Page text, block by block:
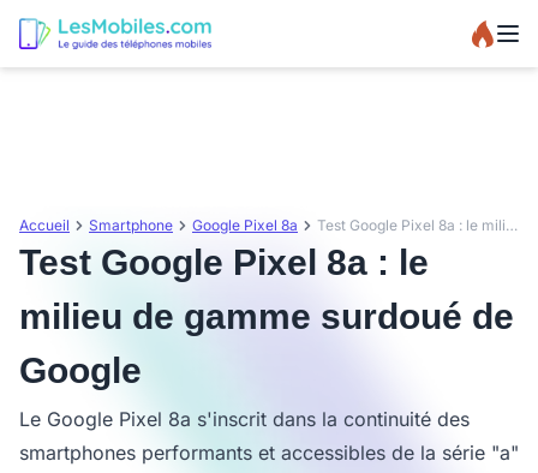
Accueil Smartphone Google Pixel 8a Test Google Pixel 8a : le milieu de gamme surdoué de Google
Test Google Pixel 8a : le
milieu de gamme surdoué de
Google
Le Google Pixel 8a s'inscrit dans la continuité des
smartphones performants et accessibles de la série "a"